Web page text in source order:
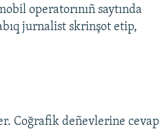
operatorınıñ saytında
jurnalist skrinşot etip,
Coğrafik deñevlerine cevap